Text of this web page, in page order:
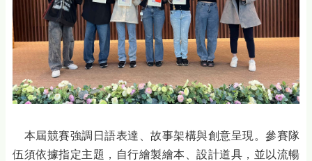
本屆競賽強調日語表達、故事架構與創意呈現。參賽隊
伍須依據指定主題，自行繪製繪本、設計道具，並以流暢